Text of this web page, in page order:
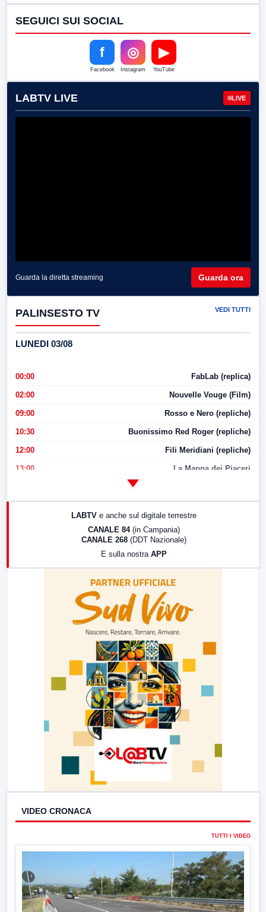
SEGUICI SUI SOCIAL
f
Facebook
◎
Instagram
▶
YouTube
LABTV LIVE LIVE
Guarda la diretta streaming Guarda ora
PALINSESTO TV VEDI TUTTI
LUNEDI 03/08
00:00 FabLab (replica)
02:00 Nouvelle Vouge (Film)
09:00 Rosso e Nero (repliche)
10:30 Buonissimo Red Roger (repliche)
12:00 Fili Meridiani (repliche)
13:00 La Mappa dei Piaceri
LABTV e anche sul digitale terrestre
CANALE 84 (in Campania)
CANALE 268 (DDT Nazionale)
E sulla nostra APP
VIDEO CRONACA
TUTTI I VIDEO